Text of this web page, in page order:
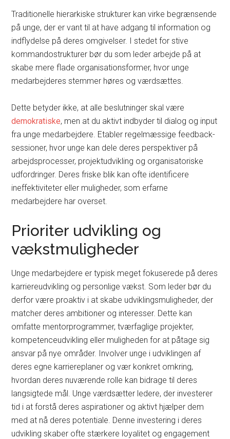
Traditionelle hierarkiske strukturer kan virke begrænsende
på unge, der er vant til at have adgang til information og
indflydelse på deres omgivelser. I stedet for stive
kommandostrukturer bør du som leder arbejde på at
skabe mere flade organisationsformer, hvor unge
medarbejderes stemmer høres og værdsættes.
Dette betyder ikke, at alle beslutninger skal være
demokratiske, men at du aktivt indbyder til dialog og input
fra unge medarbejdere. Etabler regelmæssige feedback-
sessioner, hvor unge kan dele deres perspektiver på
arbejdsprocesser, projektudvikling og organisatoriske
udfordringer. Deres friske blik kan ofte identificere
ineffektiviteter eller muligheder, som erfarne
medarbejdere har overset.
Prioriter udvikling og
vækstmuligheder
Unge medarbejdere er typisk meget fokuserede på deres
karriereudvikling og personlige vækst. Som leder bør du
derfor være proaktiv i at skabe udviklingsmuligheder, der
matcher deres ambitioner og interesser. Dette kan
omfatte mentorprogrammer, tværfaglige projekter,
kompetenceudvikling eller muligheden for at påtage sig
ansvar på nye områder. Involver unge i udviklingen af
deres egne karriereplaner og vær konkret omkring,
hvordan deres nuværende rolle kan bidrage til deres
langsigtede mål. Unge værdsætter ledere, der investerer
tid i at forstå deres aspirationer og aktivt hjælper dem
med at nå deres potentiale. Denne investering i deres
udvikling skaber ofte stærkere loyalitet og engagement